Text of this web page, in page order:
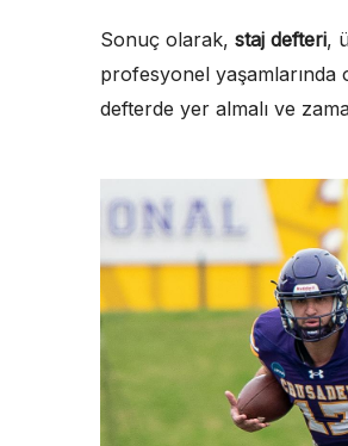
Sonuç olarak, staj defteri,
profesyonel
defterde yer almalı ve